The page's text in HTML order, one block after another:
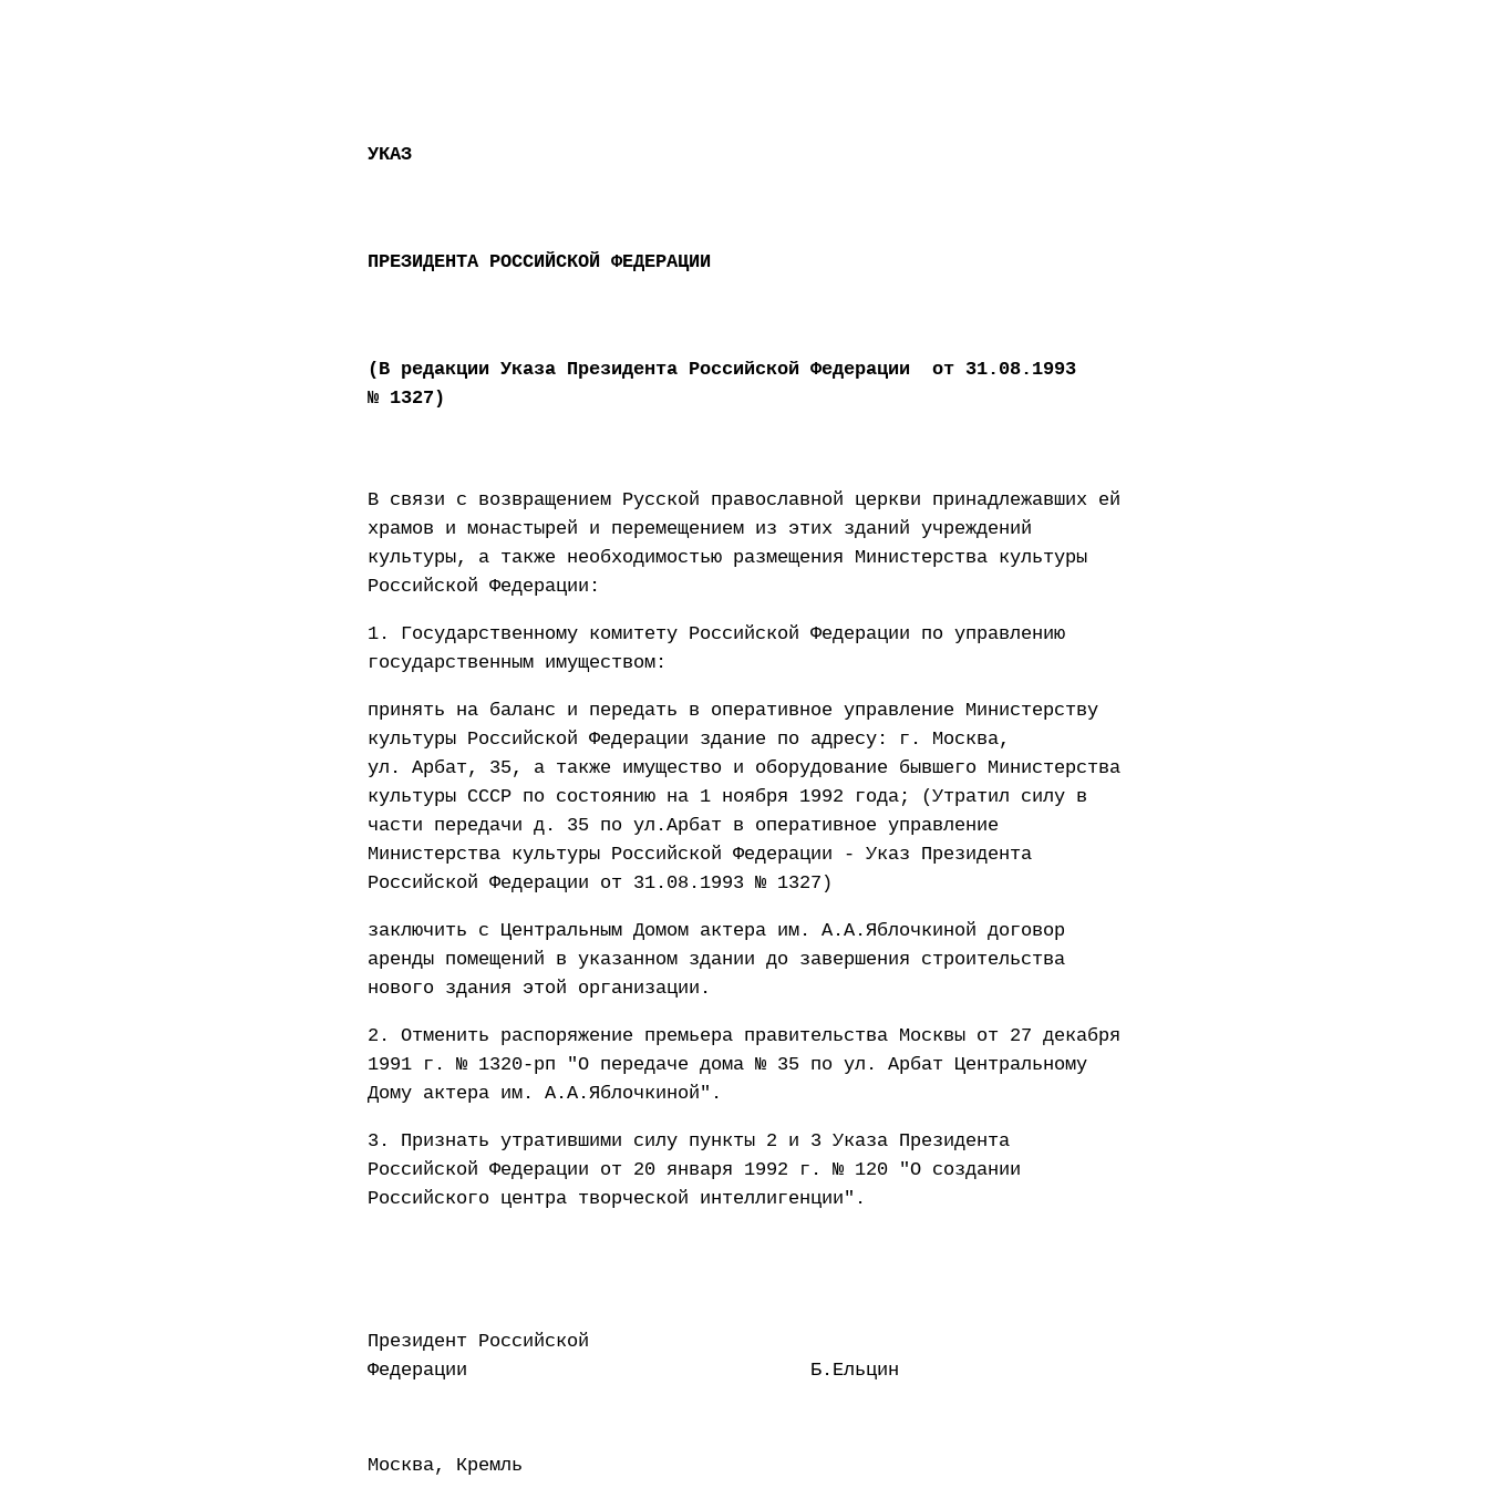
УКАЗ
ПРЕЗИДЕНТА РОССИЙСКОЙ ФЕДЕРАЦИИ
(В редакции Указа Президента Российской Федерации от 31.08.1993
№ 1327)
В связи с возвращением Русской православной церкви принадлежавших ей
храмов и монастырей и перемещением из этих зданий учреждений
культуры, а также необходимостью размещения Министерства культуры
Российской Федерации:
1. Государственному комитету Российской Федерации по управлению
государственным имуществом:
принять на баланс и передать в оперативное управление Министерству
культуры Российской Федерации здание по адресу: г. Москва,
ул. Арбат, 35, а также имущество и оборудование бывшего Министерства
культуры СССР по состоянию на 1 ноября 1992 года; (Утратил силу в
части передачи д. 35 по ул.Арбат в оперативное управление
Министерства культуры Российской Федерации - Указ Президента
Российской Федерации от 31.08.1993 № 1327)
заключить с Центральным Домом актера им. А.А.Яблочкиной договор
аренды помещений в указанном здании до завершения строительства
нового здания этой организации.
2. Отменить распоряжение премьера правительства Москвы от 27 декабря
1991 г. № 1320-рп "О передаче дома № 35 по ул. Арбат Центральному
Дому актера им. А.А.Яблочкиной".
3. Признать утратившими силу пункты 2 и 3 Указа Президента
Российской Федерации от 20 января 1992 г. № 120 "О создании
Российского центра творческой интеллигенции".
Президент Российской
Федерации Б.Ельцин
Москва, Кремль